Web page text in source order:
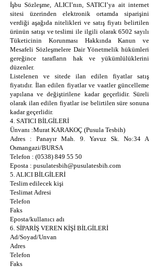
İşbu Sözleşme, ALICI’nın, SATICI’ya ait internet
sitesi üzerinden elektronik ortamda siparişini
verdiği aşağıda nitelikleri ve satış fiyatı belirtilen
ürünün satışı ve teslimi ile ilgili olarak 6502 sayılı
Tüketicinin Korunması Hakkında Kanun ve
Mesafeli Sözleşmelere Dair Yönetmelik hükümleri
gereğince tarafların hak ve yükümlülüklerini
düzenler.
Listelenen ve sitede ilan edilen fiyatlar satış
fiyatıdır. İlan edilen fiyatlar ve vaatler güncelleme
yapılana ve değiştirilene kadar geçerlidir. Süreli
olarak ilan edilen fiyatlar ise belirtilen süre sonuna
kadar geçerlidir.
4. SATICI BİLGİLERİ
Ünvanı :Murat KARAKOÇ (Pusula Tesbih)
Adres : Panayır Mah. 9. Yavuz Sk. No:34 A
Osmangazi/BURSA
Telefon : (0538) 849 55 50
Eposta : pusulatesbih@pusulatesbih.com
5. ALICI BİLGİLERİ
Teslim edilecek kişi
Teslimat Adresi
Telefon
Faks
Eposta/kullanıcı adı
6. SİPARİŞ VEREN KİŞİ BİLGİLERİ
Ad/Soyad/Unvan
Adres
Telefon
Faks